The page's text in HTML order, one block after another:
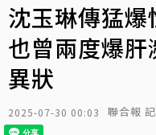
沈玉琳傳猛
也曾兩度爆
異狀
2025-07-30 00:03 聯合報